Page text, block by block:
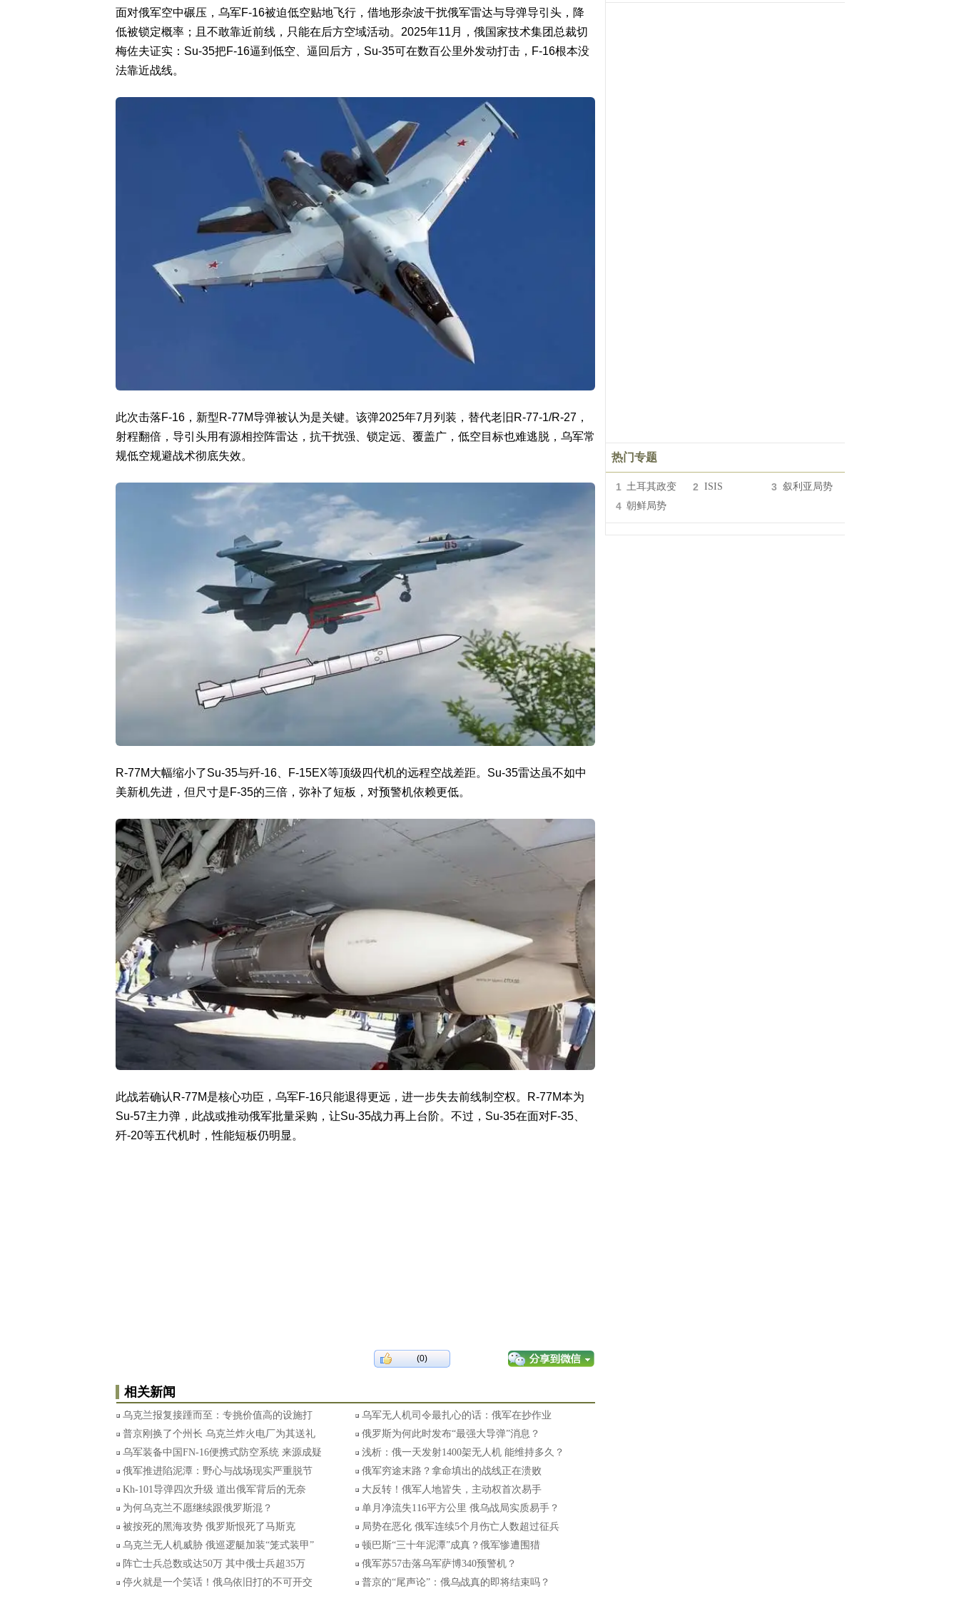
面对俄军空中碾压，乌军F-16被迫低空贴地飞行，借地形杂波干扰俄军雷达与导弹导引头，降
低被锁定概率；且不敢靠近前线，只能在后方空域活动。2025年11月，俄国家技术集团总裁切
梅佐夫证实：Su-35把F-16逼到低空、逼回后方，Su-35可在数百公里外发动打击，F-16根本没
法靠近战线。
此次击落F-16，新型R-77M导弹被认为是关键。该弹2025年7月列装，替代老旧R-77-1/R-27，
射程翻倍，导引头用有源相控阵雷达，抗干扰强、锁定远、覆盖广，低空目标也难逃脱，乌军常
规低空规避战术彻底失效。
R-77M大幅缩小了Su-35与歼-16、F-15EX等顶级四代机的远程空战差距。Su-35雷达虽不如中
美新机先进，但尺寸是F-35的三倍，弥补了短板，对预警机依赖更低。
此战若确认R-77M是核心功臣，乌军F-16只能退得更远，进一步失去前线制空权。R-77M本为
Su-57主力弹，此战或推动俄军批量采购，让Su-35战力再上台阶。不过，Su-35在面对F-35、
歼-20等五代机时，性能短板仍明显。
(0)
相关新闻
乌克兰报复接踵而至：专挑价值高的设施打
乌军无人机司令最扎心的话：俄军在抄作业
普京刚换了个州长 乌克兰炸火电厂为其送礼
俄罗斯为何此时发布“最强大导弹”消息？
乌军装备中国FN-16便携式防空系统 来源成疑
浅析：俄一天发射1400架无人机 能维持多久？
俄军推进陷泥潭：野心与战场现实严重脱节
俄军穷途末路？拿命填出的战线正在溃败
Kh-101导弹四次升级 道出俄军背后的无奈
大反转！俄军人地皆失，主动权首次易手
为何乌克兰不愿继续跟俄罗斯混？
单月净流失116平方公里 俄乌战局实质易手？
被按死的黑海攻势 俄罗斯恨死了马斯克
局势在恶化 俄军连续5个月伤亡人数超过征兵
乌克兰无人机威胁 俄巡逻艇加装“笼式装甲”
顿巴斯“三十年泥潭”成真？俄军惨遭围猎
阵亡士兵总数或达50万 其中俄士兵超35万
俄军苏57击落乌军萨博340预警机？
停火就是一个笑话！俄乌依旧打的不可开交
普京的“尾声论”：俄乌战真的即将结束吗？
热门专题
1 土耳其政变 2 ISIS 3 叙利亚局势
4 朝鲜局势